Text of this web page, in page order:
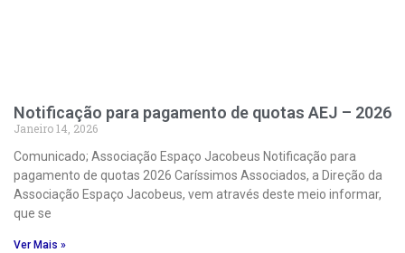
Notificação para pagamento de quotas AEJ – 2026
Janeiro 14, 2026
Comunicado; Associação Espaço Jacobeus Notificação para
pagamento de quotas 2026 Caríssimos Associados, a Direção da
Associação Espaço Jacobeus, vem através deste meio informar,
que se
Ver Mais »